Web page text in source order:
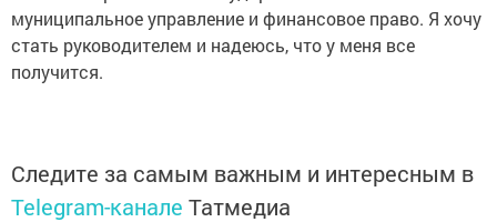
муниципальное управление и финансовое право. Я хочу
стать руководителем и надеюсь, что у меня все
получится.
Следите за самым важным и интересным в
Telegram-канале Татмедиа